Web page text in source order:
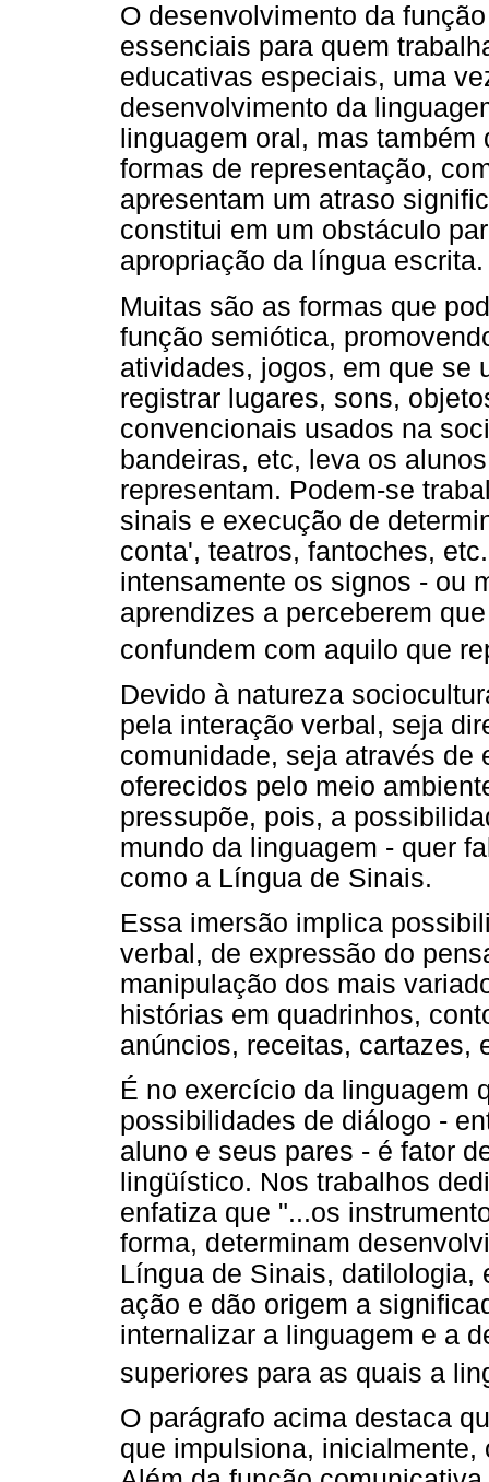
O desenvolvimento da
essenciais para quem
educativas especiais, uma
desenvolvimento da
linguagem oral, mas
formas de representação,
apresentam um atraso
constitui em um obstáculo
apropriação da língua escrita.
Muitas são as formas que
função semiótica,
atividades, jogos, em que se
registrar lugares, sons,
convencionais usados na
bandeiras, etc, leva os
representam. Podem-se
sinais e execução de
conta', teatros, fantoches,
intensamente os signos - ou
aprendizes a perceberem
confundem com aquilo que
Devido à natureza
pela interação verbal, seja
comunidade, seja através de
oferecidos pelo meio
pressupõe, pois, a
mundo da linguagem - quer
como a Língua de Sinais.
Essa imersão implica
verbal, de expressão do
manipulação dos mais
histórias em quadrinhos,
anúncios, receitas, cartazes,
É no exercício da linguagem
possibilidades de diálogo -
aluno e seus pares - é fator
lingüístico. Nos trabalhos
enfatiza que "...os
forma, determinam
Língua de Sinais, datilologia,
ação e dão origem a
internalizar a linguagem e a
superiores para as quais a
O parágrafo acima destaca
que impulsiona,